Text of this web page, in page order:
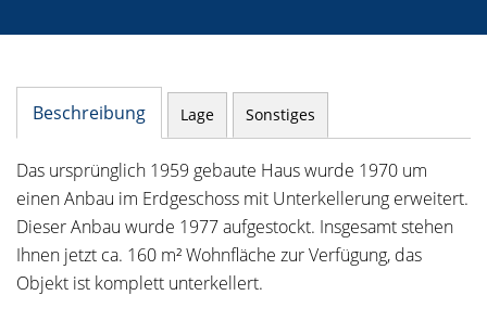
Beschreibung Lage Sonstiges
Das ursprünglich 1959 gebaute Haus wurde 1970 um
einen Anbau im Erdgeschoss mit Unterkellerung erweitert.
Dieser Anbau wurde 1977 aufgestockt. Insgesamt stehen
Ihnen jetzt ca. 160 m² Wohnfläche zur Verfügung, das
Objekt ist komplett unterkellert.